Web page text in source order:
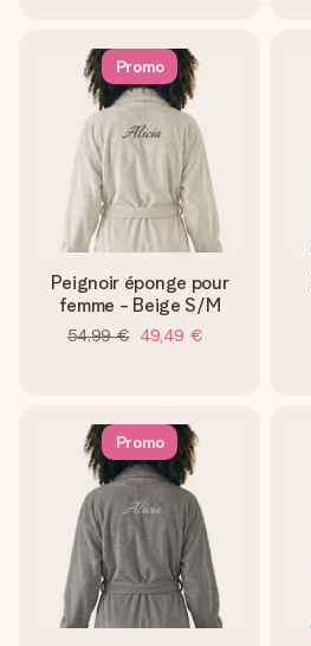
Promo
Peignoir éponge pour
femme - Beige S/M
54,99 € 49,49 €
Promo